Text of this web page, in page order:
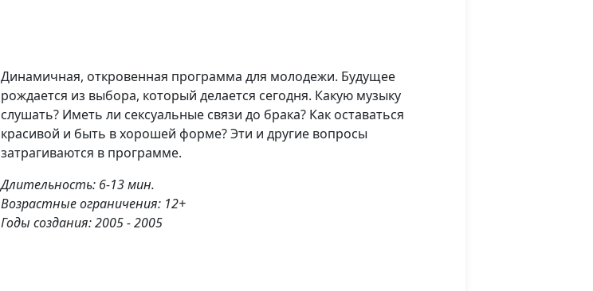
Динамичная, откровенная программа для молодежи. Будущее
рождается из выбора, который делается сегодня. Какую музыку
слушать? Иметь ли сексуальные связи до брака? Как оставаться
красивой и быть в хорошей форме? Эти и другие вопросы
затрагиваются в программе.
Длительность: 6-13 мин.
Возрастные ограничения: 12+
Годы создания: 2005 - 2005